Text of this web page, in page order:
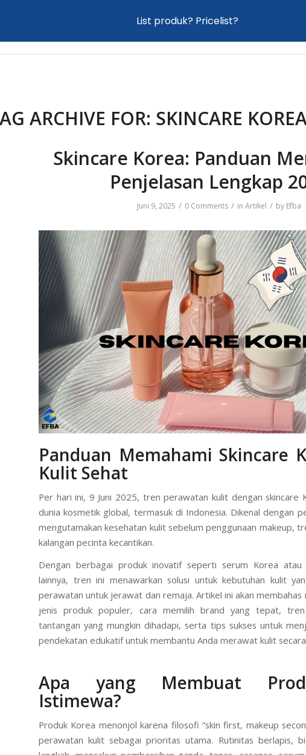
TAG ARCHIVE FOR:SKINCARE
Skincare Korea: Panduan
Juni 9, 2025 / 0 Comments / inArtikel / byEfba
Panduan Memahami Skincare
Kulit Sehat
Per hari ini, 9 Juni 2025, tren perawatan kulit dengan skincare
mengutamakan kesehatan kulit sebelum penggunaan makeup,
kalangan pecinta kecantikan.
Dengan berbagai produk inovatif seperti serum Korea atau
lainnya, tren ini menawarkan solusi untuk kebutuhan kulit
perawatan untuk jerawat dan remaja. Artikel ini akan membahas
pendekatan edukatif untuk membantu Anda merawat kulit secara
Apa yang Membuat
Istimewa?
List produk? Pricelist?